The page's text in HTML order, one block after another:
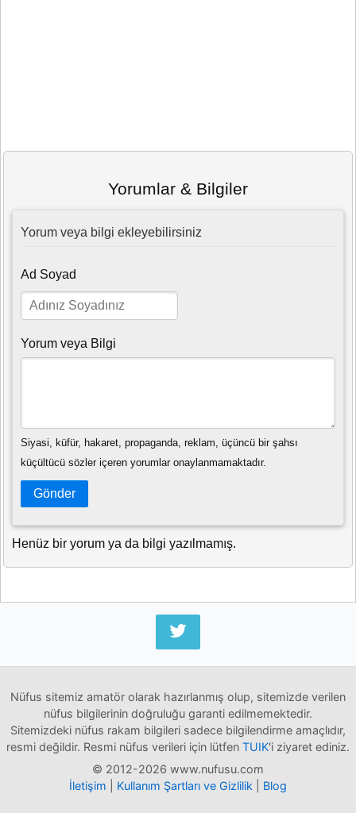
Yorumlar & Bilgiler
Yorum veya bilgi ekleyebilirsiniz
Ad Soyad
Yorum veya Bilgi
Siyasi, küfür, hakaret, propaganda, reklam, üçüncü bir şahsı
küçültücü sözler içeren yorumlar onaylanmamaktadır.
Gönder
Henüz bir yorum ya da bilgi yazılmamış.
Nüfus sitemiz amatör olarak hazırlanmış olup, sitemizde verilen
nüfus bilgilerinin doğruluğu garanti edilmemektedir.
Sitemizdeki nüfus rakam bilgileri sadece bilgilendirme amaçlıdır,
resmi değildir. Resmi nüfus verileri için lütfen TUIK'i ziyaret ediniz.
© 2012-2026 www.nufusu.com
İletişim
Kullanım Şartları ve Gizlilik Blog